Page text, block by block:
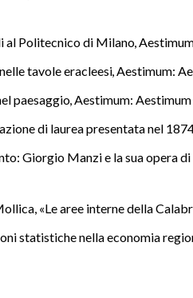
al Politecnico di Milano,
tavole eracleesi,Aestimum:
paesaggio,Aestimum:
di laurea presentata nel
Giorgio Manzi e la sua opera
«Le aree interne della
statistiche nella economia